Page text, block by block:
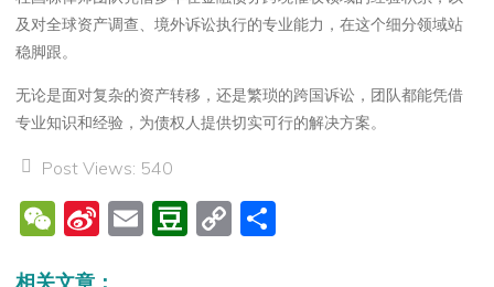
及对全球资产调查、境外诉讼执行的专业能力，在这个细分领域站
稳脚跟。
无论是面对复杂的资产转移，还是繁琐的跨国诉讼，团队都能凭借
专业知识和经验，为债权人提供切实可行的解决方案。
Post Views: 540
W Si E
D C